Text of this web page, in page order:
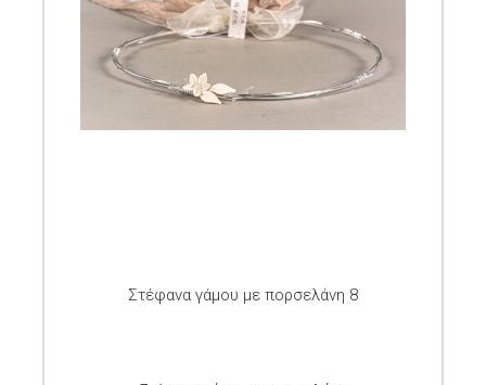
Στέφανα γάμου με πορσελάνη 8